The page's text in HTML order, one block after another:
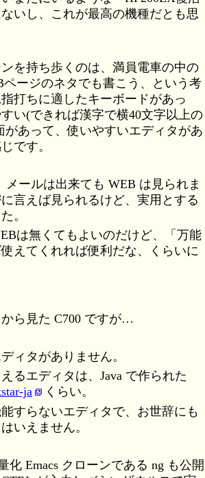
いし、これが最高の機種だとも思
を持ち歩くのは、満員電車の中の
ページのネタでも書こう、という考
打ちに適したキーボードがあっ
い(できれば漢字で横40文字以上の
があって、使いやすいエディタがあ
です。
メールは出来ても WEB は見られま
言えば見られるけど、実用とする
。
は無くてもよいのだけど、「万能
えてくれれば便利だな、くらいに
ら見た C700 ですが…
ィタがありません。
るエディタは、Java で作られた
ja
くらい。
すらないエディタで、お世辞にも
いえません。
化 Emacs クローンである ng も公開